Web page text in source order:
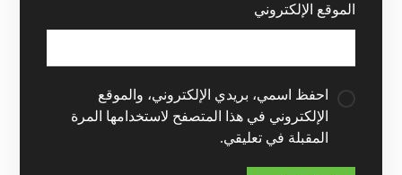
الموقع الإلكتروني
احفظ اسمي، بريدي الإلكتروني، والموقع
الإلكتروني في هذا المتصفح لاستخدامها المرة
المقبلة في تعليقي.